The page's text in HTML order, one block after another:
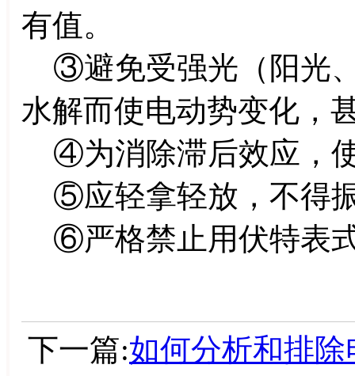
有值。
③避免受强光（阳光
水解而使电动势变化，
④为消除滞后效应，
⑤应轻拿轻放，不得
⑥严格禁止用伏特表
下一篇:如何分析和排